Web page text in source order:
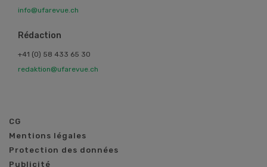
info@ufarevue.ch
Rédaction
+41 (0) 58 433 65 30
redaktion@ufarevue.ch
CG
Mentions légales
Protection des données
Publicité